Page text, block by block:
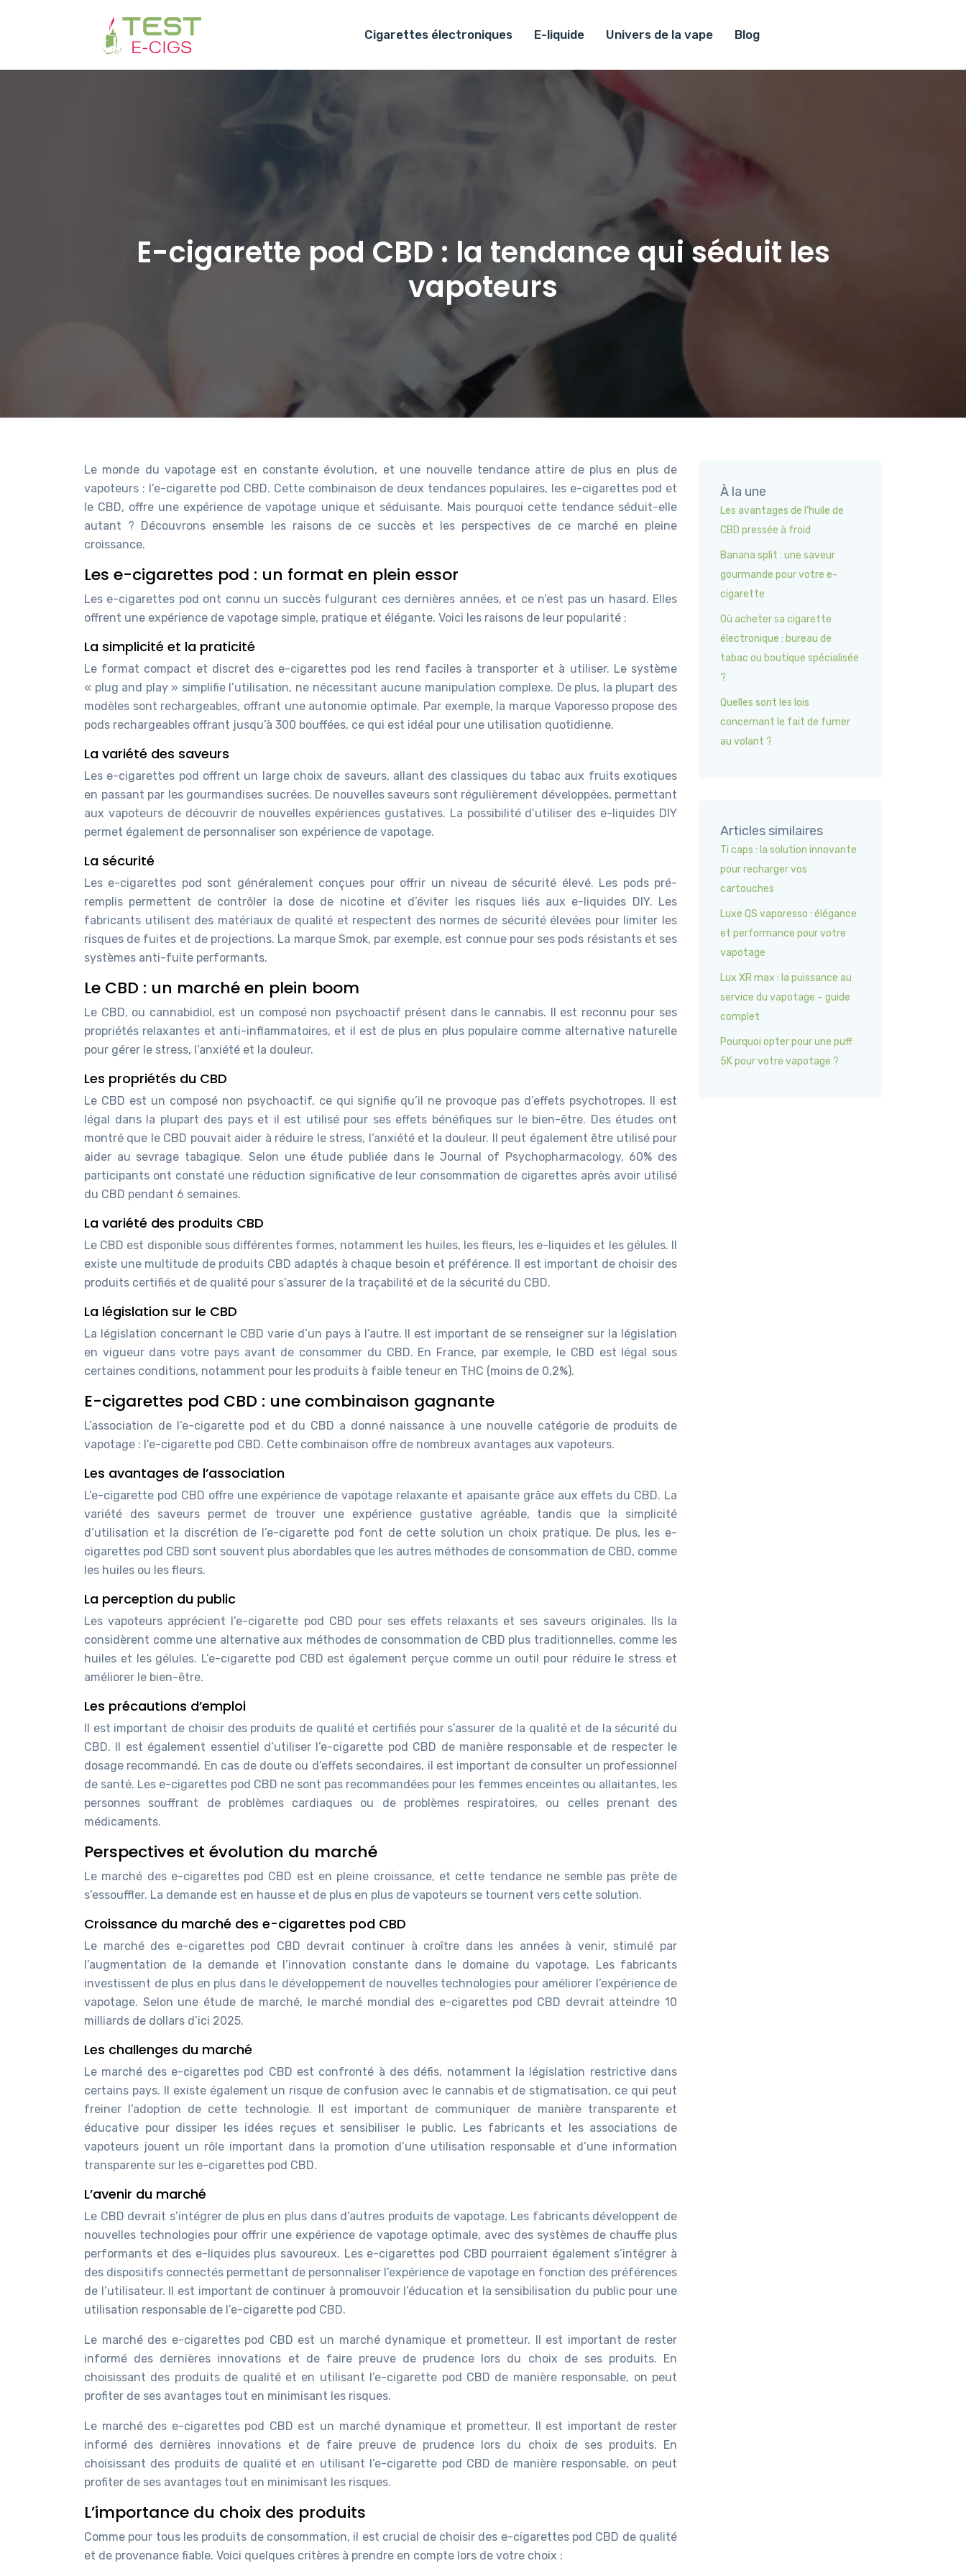
Cigarettes électroniques E-liquide Univers de la vape Blog
E-cigarette pod CBD : la tendance qui séduit les
vapoteurs
Le monde du vapotage est en constante évolution, et une nouvelle tendance attire de plus en plus de
vapoteurs : l’e-cigarette pod CBD. Cette combinaison de deux tendances populaires, les e-cigarettes pod et
le CBD, offre une expérience de vapotage unique et séduisante. Mais pourquoi cette tendance séduit-elle
autant ? Découvrons ensemble les raisons de ce succès et les perspectives de ce marché en pleine
croissance.
Les e-cigarettes pod : un format en plein essor
Les e-cigarettes pod ont connu un succès fulgurant ces dernières années, et ce n’est pas un hasard. Elles
offrent une expérience de vapotage simple, pratique et élégante. Voici les raisons de leur popularité :
La simplicité et la praticité
Le format compact et discret des e-cigarettes pod les rend faciles à transporter et à utiliser. Le système
« plug and play » simplifie l’utilisation, ne nécessitant aucune manipulation complexe. De plus, la plupart des
modèles sont rechargeables, offrant une autonomie optimale. Par exemple, la marque Vaporesso propose des
pods rechargeables offrant jusqu’à 300 bouffées, ce qui est idéal pour une utilisation quotidienne.
La variété des saveurs
Les e-cigarettes pod offrent un large choix de saveurs, allant des classiques du tabac aux fruits exotiques
en passant par les gourmandises sucrées. De nouvelles saveurs sont régulièrement développées, permettant
aux vapoteurs de découvrir de nouvelles expériences gustatives. La possibilité d’utiliser des e-liquides DIY
permet également de personnaliser son expérience de vapotage.
La sécurité
Les e-cigarettes pod sont généralement conçues pour offrir un niveau de sécurité élevé. Les pods pré-
remplis permettent de contrôler la dose de nicotine et d’éviter les risques liés aux e-liquides DIY. Les
fabricants utilisent des matériaux de qualité et respectent des normes de sécurité élevées pour limiter les
risques de fuites et de projections. La marque Smok, par exemple, est connue pour ses pods résistants et ses
systèmes anti-fuite performants.
Le CBD : un marché en plein boom
Le CBD, ou cannabidiol, est un composé non psychoactif présent dans le cannabis. Il est reconnu pour ses
propriétés relaxantes et anti-inflammatoires, et il est de plus en plus populaire comme alternative naturelle
pour gérer le stress, l’anxiété et la douleur.
Les propriétés du CBD
Le CBD est un composé non psychoactif, ce qui signifie qu’il ne provoque pas d’effets psychotropes. Il est
légal dans la plupart des pays et il est utilisé pour ses effets bénéfiques sur le bien-être. Des études ont
montré que le CBD pouvait aider à réduire le stress, l’anxiété et la douleur. Il peut également être utilisé pour
aider au sevrage tabagique. Selon une étude publiée dans le Journal of Psychopharmacology, 60% des
participants ont constaté une réduction significative de leur consommation de cigarettes après avoir utilisé
du CBD pendant 6 semaines.
La variété des produits CBD
Le CBD est disponible sous différentes formes, notamment les huiles, les fleurs, les e-liquides et les gélules. Il
existe une multitude de produits CBD adaptés à chaque besoin et préférence. Il est important de choisir des
produits certifiés et de qualité pour s’assurer de la traçabilité et de la sécurité du CBD.
La législation sur le CBD
La législation concernant le CBD varie d’un pays à l’autre. Il est important de se renseigner sur la législation
en vigueur dans votre pays avant de consommer du CBD. En France, par exemple, le CBD est légal sous
certaines conditions, notamment pour les produits à faible teneur en THC (moins de 0,2%).
E-cigarettes pod CBD : une combinaison gagnante
L’association de l’e-cigarette pod et du CBD a donné naissance à une nouvelle catégorie de produits de
vapotage : l’e-cigarette pod CBD. Cette combinaison offre de nombreux avantages aux vapoteurs.
Les avantages de l’association
L’e-cigarette pod CBD offre une expérience de vapotage relaxante et apaisante grâce aux effets du CBD. La
variété des saveurs permet de trouver une expérience gustative agréable, tandis que la simplicité
d’utilisation et la discrétion de l’e-cigarette pod font de cette solution un choix pratique. De plus, les e-
cigarettes pod CBD sont souvent plus abordables que les autres méthodes de consommation de CBD, comme
les huiles ou les fleurs.
La perception du public
Les vapoteurs apprécient l’e-cigarette pod CBD pour ses effets relaxants et ses saveurs originales. Ils la
considèrent comme une alternative aux méthodes de consommation de CBD plus traditionnelles, comme les
huiles et les gélules. L’e-cigarette pod CBD est également perçue comme un outil pour réduire le stress et
améliorer le bien-être.
Les précautions d’emploi
Il est important de choisir des produits de qualité et certifiés pour s’assurer de la qualité et de la sécurité du
CBD. Il est également essentiel d’utiliser l’e-cigarette pod CBD de manière responsable et de respecter le
dosage recommandé. En cas de doute ou d’effets secondaires, il est important de consulter un professionnel
de santé. Les e-cigarettes pod CBD ne sont pas recommandées pour les femmes enceintes ou allaitantes, les
personnes souffrant de problèmes cardiaques ou de problèmes respiratoires, ou celles prenant des
médicaments.
Perspectives et évolution du marché
Le marché des e-cigarettes pod CBD est en pleine croissance, et cette tendance ne semble pas prête de
s’essouffler. La demande est en hausse et de plus en plus de vapoteurs se tournent vers cette solution.
Croissance du marché des e-cigarettes pod CBD
Le marché des e-cigarettes pod CBD devrait continuer à croître dans les années à venir, stimulé par
l’augmentation de la demande et l’innovation constante dans le domaine du vapotage. Les fabricants
investissent de plus en plus dans le développement de nouvelles technologies pour améliorer l’expérience de
vapotage. Selon une étude de marché, le marché mondial des e-cigarettes pod CBD devrait atteindre 10
milliards de dollars d’ici 2025.
Les challenges du marché
Le marché des e-cigarettes pod CBD est confronté à des défis, notamment la législation restrictive dans
certains pays. Il existe également un risque de confusion avec le cannabis et de stigmatisation, ce qui peut
freiner l’adoption de cette technologie. Il est important de communiquer de manière transparente et
éducative pour dissiper les idées reçues et sensibiliser le public. Les fabricants et les associations de
vapoteurs jouent un rôle important dans la promotion d’une utilisation responsable et d’une information
transparente sur les e-cigarettes pod CBD.
L’avenir du marché
Le CBD devrait s’intégrer de plus en plus dans d’autres produits de vapotage. Les fabricants développent de
nouvelles technologies pour offrir une expérience de vapotage optimale, avec des systèmes de chauffe plus
performants et des e-liquides plus savoureux. Les e-cigarettes pod CBD pourraient également s’intégrer à
des dispositifs connectés permettant de personnaliser l’expérience de vapotage en fonction des préférences
de l’utilisateur. Il est important de continuer à promouvoir l’éducation et la sensibilisation du public pour une
utilisation responsable de l’e-cigarette pod CBD.
Le marché des e-cigarettes pod CBD est un marché dynamique et prometteur. Il est important de rester
informé des dernières innovations et de faire preuve de prudence lors du choix de ses produits. En
choisissant des produits de qualité et en utilisant l’e-cigarette pod CBD de manière responsable, on peut
profiter de ses avantages tout en minimisant les risques.
Le marché des e-cigarettes pod CBD est un marché dynamique et prometteur. Il est important de rester
informé des dernières innovations et de faire preuve de prudence lors du choix de ses produits. En
choisissant des produits de qualité et en utilisant l’e-cigarette pod CBD de manière responsable, on peut
profiter de ses avantages tout en minimisant les risques.
L’importance du choix des produits
Comme pour tous les produits de consommation, il est crucial de choisir des e-cigarettes pod CBD de qualité
et de provenance fiable. Voici quelques critères à prendre en compte lors de votre choix :
À la une
Les avantages de l’huile de
CBD pressée à froid
Banana split : une saveur
gourmande pour votre e-
cigarette
Où acheter sa cigarette
électronique : bureau de
tabac ou boutique spécialisée
?
Quelles sont les lois
concernant le fait de fumer
au volant ?
Articles similaires
Ti caps : la solution innovante
pour recharger vos
cartouches
Luxe QS vaporesso : élégance
et performance pour votre
vapotage
Lux XR max : la puissance au
service du vapotage – guide
complet
Pourquoi opter pour une puff
5K pour votre vapotage ?